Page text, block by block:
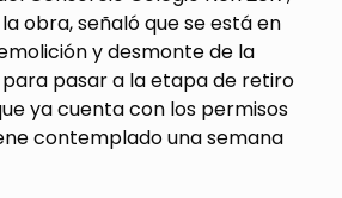
obra, señaló que se está en
y desmonte de la
pasar a la etapa de retiro
ya cuenta con los permisos
contemplado una semana